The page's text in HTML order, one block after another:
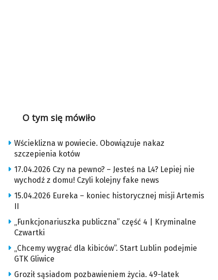
O tym się mówiło
Wścieklizna w powiecie. Obowiązuje nakaz
szczepienia kotów
17.04.2026 Czy na pewno? – Jesteś na L4? Lepiej nie
wychodź z domu! Czyli kolejny fake news
15.04.2026 Eureka – koniec historycznej misji Artemis
II
„Funkcjonariuszka publiczna” część 4 | Kryminalne
Czwartki
„Chcemy wygrać dla kibiców”. Start Lublin podejmie
GTK Gliwice
Groził sąsiadom pozbawieniem życia. 49-latek